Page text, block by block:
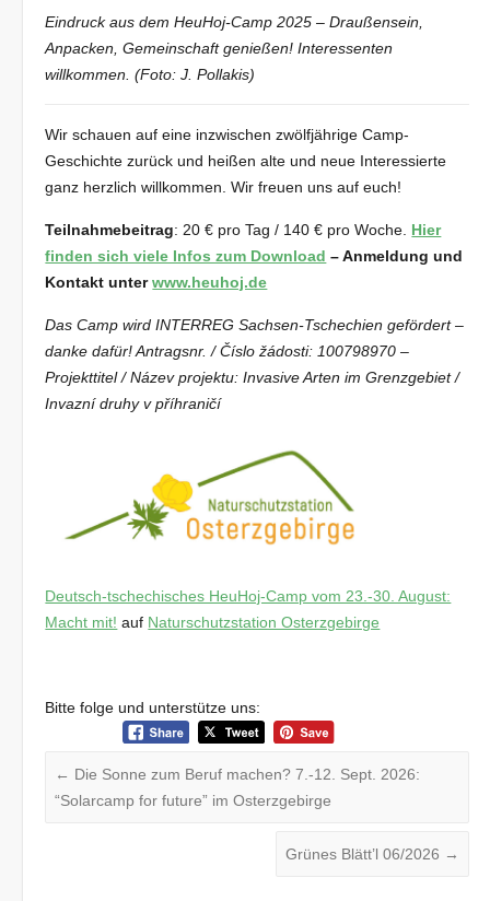
Eindruck aus dem HeuHoj-Camp 2025 – Draußensein,
Anpacken, Gemeinschaft genießen! Interessenten
willkommen. (Foto: J. Pollakis)
Wir schauen auf eine inzwischen zwölfjährige Camp-
Geschichte zurück und heißen alte und neue Interessierte
ganz herzlich willkommen. Wir freuen uns auf euch!
Teilnahmebeitrag: 20 € pro Tag / 140 € pro Woche. Hier
finden sich viele Infos zum Download – Anmeldung und
Kontakt unterwww.heuhoj.de
Das Camp wird INTERREG Sachsen-Tschechien gefördert –
danke dafür! Antragsnr. / Číslo žádosti: 100798970 –
Projekttitel / Název projektu: Invasive Arten im Grenzgebiet /
Invazní druhy v příhraničí
Deutsch-tschechisches HeuHoj-Camp vom 23.-30. August:
Macht mit! auf Naturschutzstation Osterzgebirge
Bitte folge und unterstütze uns:
← Die Sonne zum Beruf machen? 7.-12. Sept. 2026:
“Solarcamp for future” im Osterzgebirge
Grünes Blätt’l 06/2026 →